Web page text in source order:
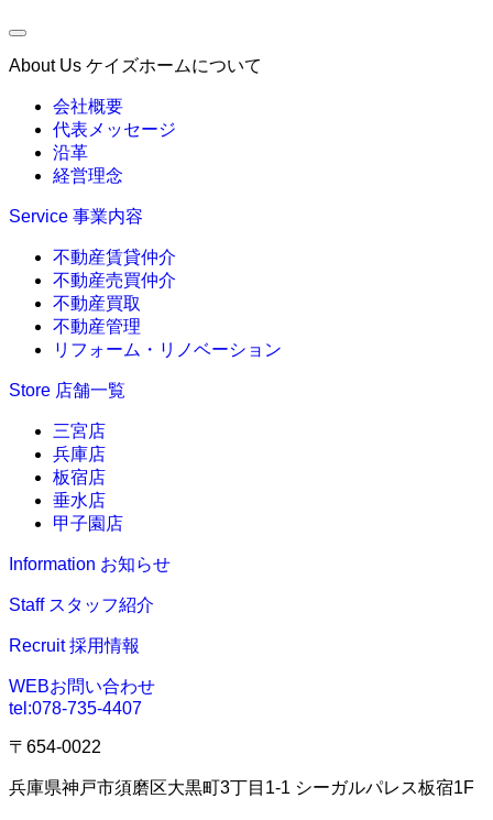
About Us ケイズホームについて
会社概要
代表メッセージ
沿革
経営理念
Service 事業内容
不動産賃貸仲介
不動産売買仲介
不動産買取
不動産管理
リフォーム・リノベーション
Store 店舗一覧
三宮店
兵庫店
板宿店
垂水店
甲子園店
Information お知らせ
Staff スタッフ紹介
Recruit採用情報
WEBお問い合わせ
tel:078-735-4407
〒654-0022
兵庫県神戸市須磨区大黒町3丁目1-1 シーガルパレス板宿1F